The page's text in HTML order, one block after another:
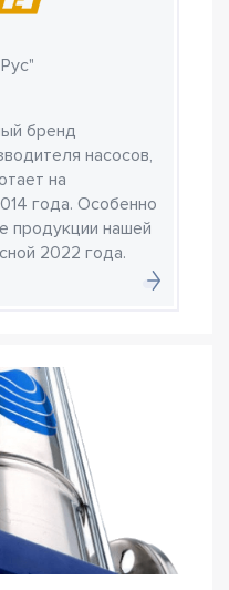
бренд
насосов,
на
года. Особенно
продукции нашей
2022 года.